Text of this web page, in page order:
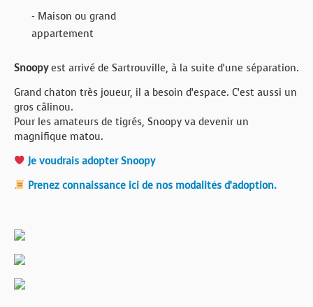
- Maison ou grand
appartement
Snoopyest arrivé de Sartrouville, à la suite d’une séparation.
Grand chaton très joueur, il a besoin d’espace. C’est aussi un
gros câlinou.
Pour les amateurs de tigrés, Snoopy va devenir un
magnifique matou.
Je voudrais adopter Snoopy
Prenez connaissance ici de nos modalités d’adoption.